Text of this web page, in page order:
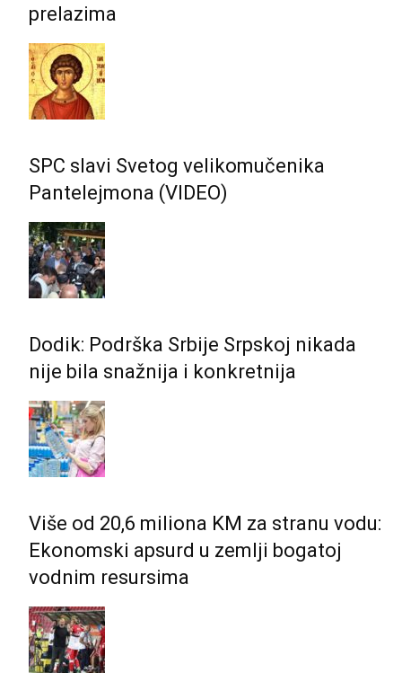
prelazima
SPC slavi Svetog velikomučenika
Pantelejmona (VIDEO)
Dodik: Podrška Srbije Srpskoj nikada
nije bila snažnija i konkretnija
Više od 20,6 miliona KM za stranu vodu:
Ekonomski apsurd u zemlji bogatoj
vodnim resursima